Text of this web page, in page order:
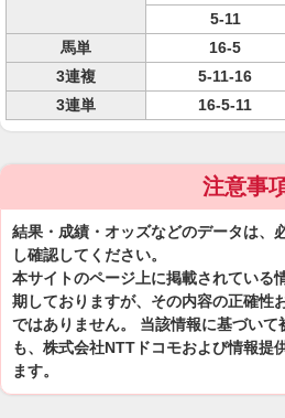
5-11
馬単
16-5
3連複
5-11-16
3連単
16-5-11
注意事
結果・成績・オッズなどのデータは、
し確認してください。
本サイトのページ上に掲載されている
期しておりますが、その内容の正確性
ではありません。 当該情報に基づい
も、株式会社NTTドコモおよび情報提
ます。